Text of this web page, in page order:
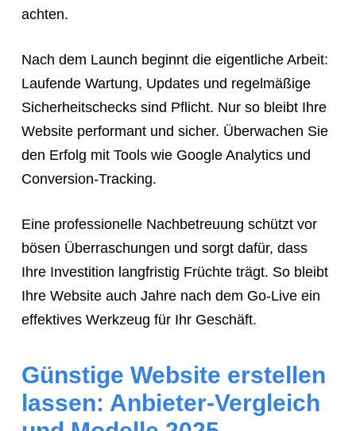
achten.
Nach dem Launch beginnt die eigentliche Arbeit:
Laufende Wartung, Updates und regelmäßige
Sicherheitschecks sind Pflicht. Nur so bleibt Ihre
Website performant und sicher. Überwachen Sie
den Erfolg mit Tools wie Google Analytics und
Conversion-Tracking.
Eine professionelle Nachbetreuung schützt vor
bösen Überraschungen und sorgt dafür, dass
Ihre Investition langfristig Früchte trägt. So bleibt
Ihre Website auch Jahre nach dem Go-Live ein
effektives Werkzeug für Ihr Geschäft.
Günstige Website erstellen
lassen: Anbieter-Vergleich